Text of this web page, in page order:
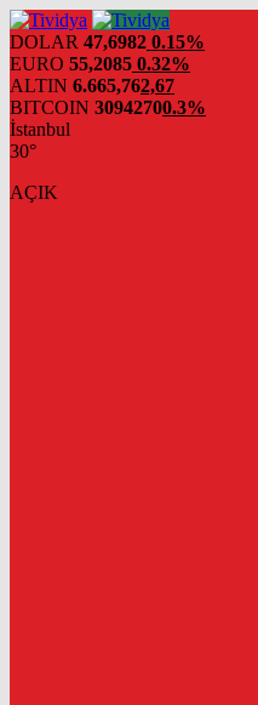
evden
eve
nakliyat
DOLAR 47,6982 0.15%
EURO 55,2085 0.32%
ALTIN 6.665,762,67
BITCOIN 30942700.3%
İstanbul
30°
AÇIK